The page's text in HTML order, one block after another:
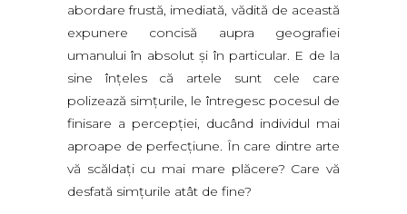
abordare frustă, imediată, vădită de această
expunere concisă aupra geografiei
umanului în absolut şi în particular. E de la
sine înţeles că artele sunt cele care
polizează simţurile, le întregesc pocesul de
finisare a percepţiei, ducând individul mai
aproape de perfecţiune. În care dintre arte
vă scăldaţi cu mai mare plăcere? Care vă
desfată simţurile atât de fine?